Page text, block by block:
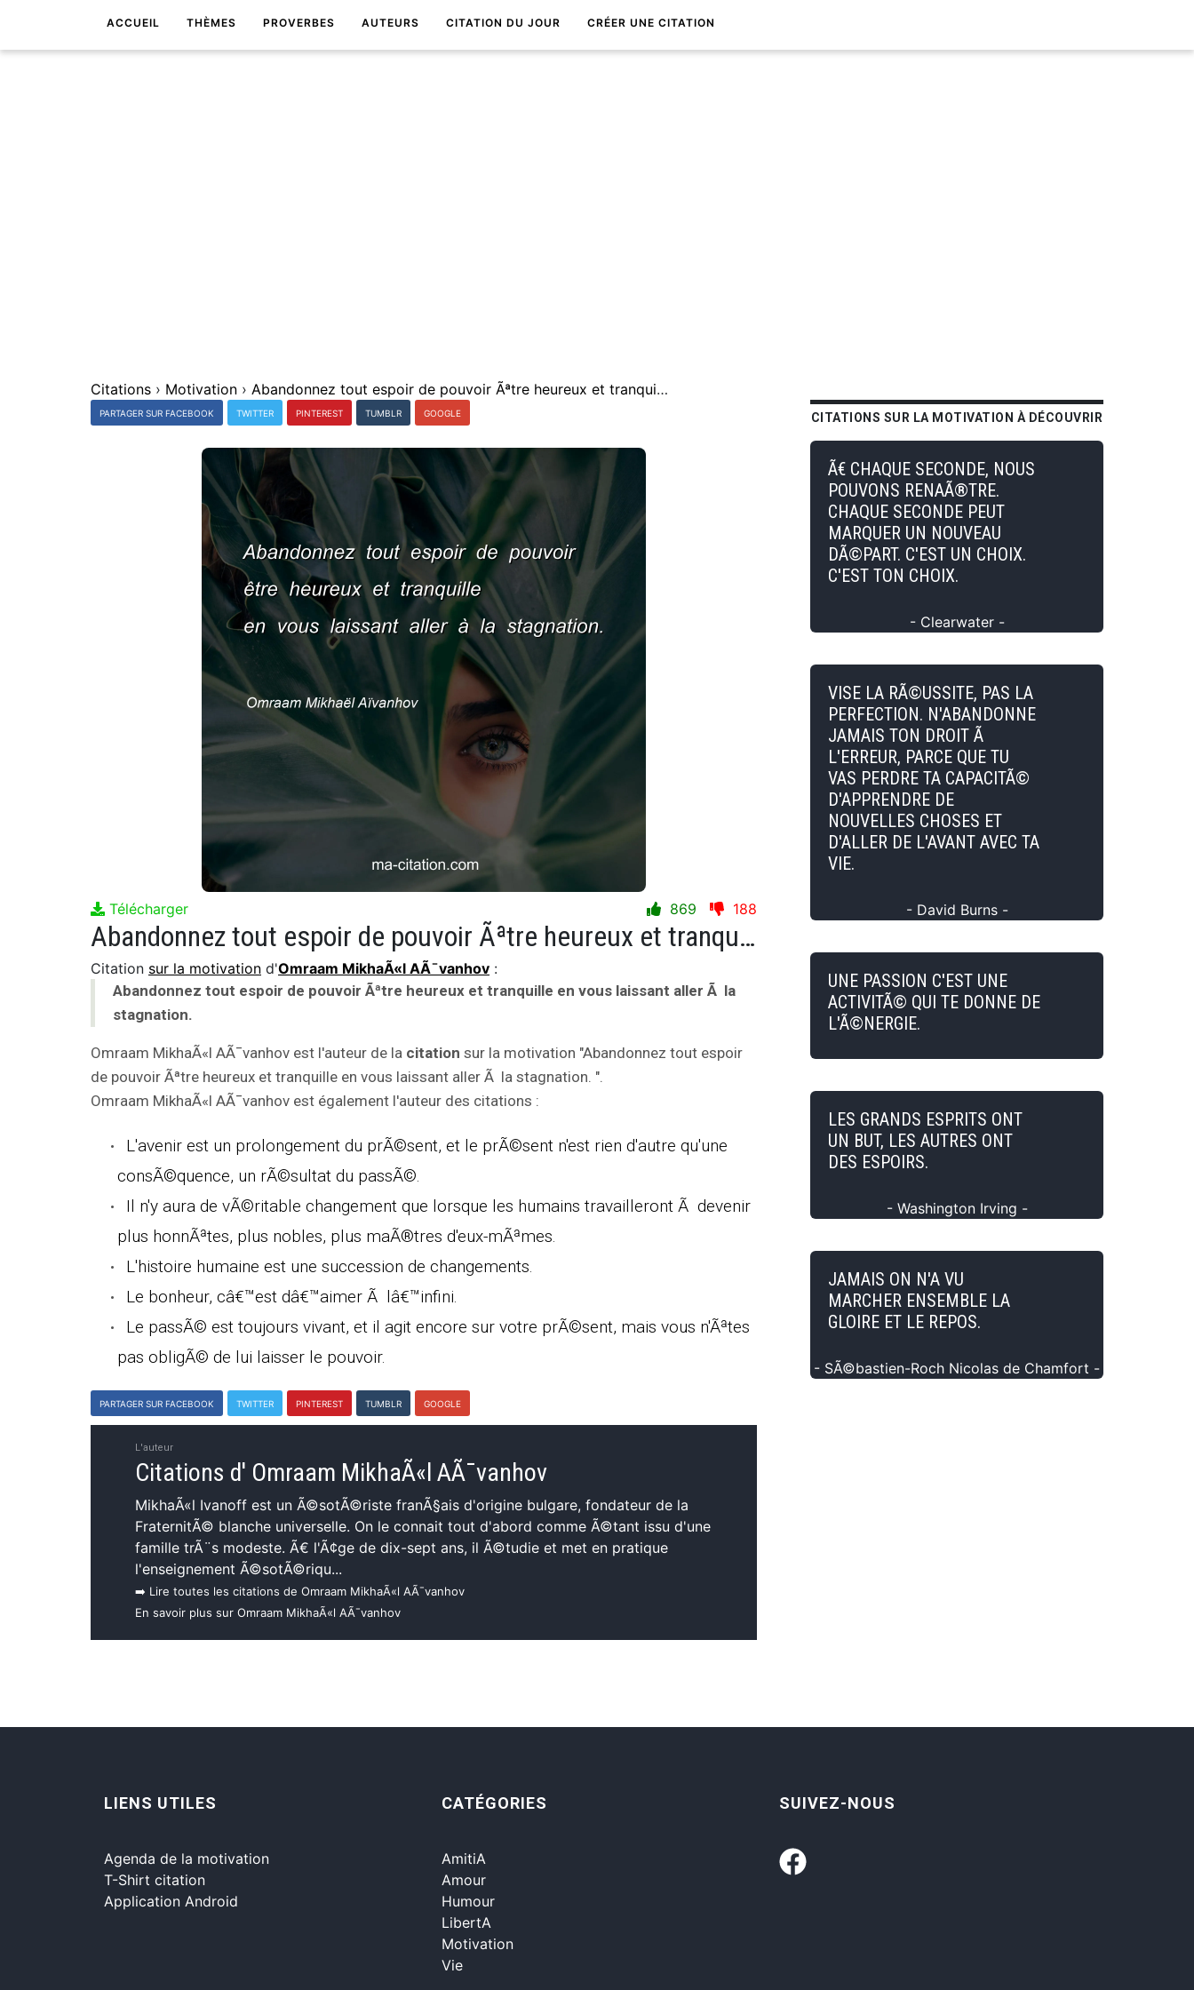
ACCUEIL THÈMES PROVERBES AUTEURS CITATION DU JOUR CRÉER UNE CITATION
Citations › Motivation › Abandonnez tout espoir de pouvoir Ãªtre heureux et tranquille en vous laissant aller Ã la stagnation.
PARTAGER SUR FACEBOOK TWITTER PINTEREST TUMBLR GOOGLE
Télécharger 869 188
Abandonnez tout espoir de pouvoir Ãªtre heureux et tranquille en vous laissant aller Ã la stagnation.
Citation sur la motivation d'Omraam MikhaÃ«l AÃ¯vanhov :
Abandonnez tout espoir de pouvoir Ãªtre heureux et tranquille en vous laissant aller Ã la
stagnation.
Omraam MikhaÃ«l AÃ¯vanhov est l'auteur de la citation sur la motivation "Abandonnez tout espoir
de pouvoir Ãªtre heureux et tranquille en vous laissant aller Ã la stagnation. ".
Omraam MikhaÃ«l AÃ¯vanhov est également l'auteur des citations :
L'avenir est un prolongement du prÃ©sent, et le prÃ©sent n'est rien d'autre qu'une
consÃ©quence, un rÃ©sultat du passÃ©.
Il n'y aura de vÃ©ritable changement que lorsque les humains travailleront Ã devenir
plus honnÃªtes, plus nobles, plus maÃ®tres d'eux-mÃªmes.
L'histoire humaine est une succession de changements.
Le bonheur, câ€™est dâ€™aimer Ã lâ€™infini.
Le passÃ© est toujours vivant, et il agit encore sur votre prÃ©sent, mais vous n'Ãªtes
pas obligÃ© de lui laisser le pouvoir.
PARTAGER SUR FACEBOOK TWITTER PINTEREST TUMBLR GOOGLE
L'auteur
Citations d' Omraam MikhaÃ«l AÃ¯vanhov
MikhaÃ«l Ivanoff est un Ã©sotÃ©riste franÃ§ais d'origine bulgare, fondateur de la
FraternitÃ© blanche universelle. On le connait tout d'abord comme Ã©tant issu d'une
famille trÃ¨s modeste. Ã€ l'Ã¢ge de dix-sept ans, il Ã©tudie et met en pratique
l'enseignement Ã©sotÃ©riqu...
➡️ Lire toutes les citations de Omraam MikhaÃ«l AÃ¯vanhov
En savoir plus sur Omraam MikhaÃ«l AÃ¯vanhov
CITATIONS SUR LA MOTIVATION À DÉCOUVRIR
Ã€ CHAQUE SECONDE, NOUS
POUVONS RENAÃ®TRE.
CHAQUE SECONDE PEUT
MARQUER UN NOUVEAU
DÃ©PART. C'EST UN CHOIX.
C'EST TON CHOIX.
- Clearwater -
VISE LA RÃ©USSITE, PAS LA
PERFECTION. N'ABANDONNE
JAMAIS TON DROIT Ã
L'ERREUR, PARCE QUE TU
VAS PERDRE TA CAPACITÃ©
D'APPRENDRE DE
NOUVELLES CHOSES ET
D'ALLER DE L'AVANT AVEC TA
VIE.
- David Burns -
UNE PASSION C'EST UNE
ACTIVITÃ© QUI TE DONNE DE
L'Ã©NERGIE.
LES GRANDS ESPRITS ONT
UN BUT, LES AUTRES ONT
DES ESPOIRS.
- Washington Irving -
JAMAIS ON N'A VU
MARCHER ENSEMBLE LA
GLOIRE ET LE REPOS.
- SÃ©bastien-Roch Nicolas de Chamfort -
LIENS UTILES
Agenda de la motivation
T-Shirt citation
Application Android
CATÉGORIES
AmitiA
Amour
Humour
LibertA
Motivation
Vie
SUIVEZ-NOUS